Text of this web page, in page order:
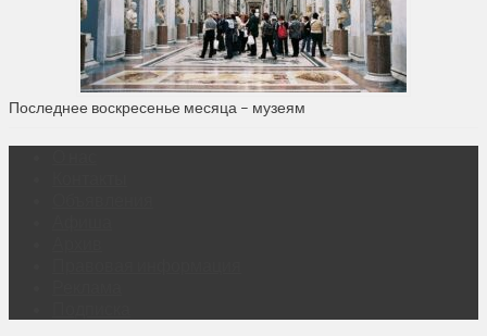
Последнее воскресенье месяца – музеям